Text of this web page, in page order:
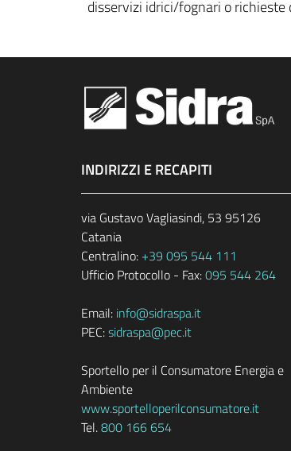
disservizi idrici/fognari o
INDIRIZZI E RECAPITI
via Gustavo Vagliasindi, 53 95126
Catania
Centralino: +39 095 544 111
Ufficio Protocollo - Fax:095 544 264
Email: info@sidraspa.it
PEC:sidraspa@pec.it
Sportello per il Consumatore Energia e
Ambiente
www.sportelloperilconsumatore.it
Tel.800 166 654